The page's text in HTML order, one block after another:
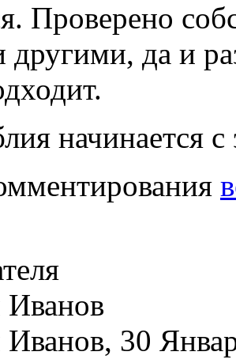
Проверено
да и
начинается
Иванов, 30